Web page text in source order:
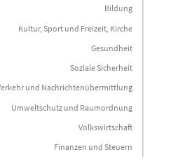
nach Funktionen 2019
Franken pro Einwohner/in.
Bildung
Kultur, Sport und Freizeit, Kirche
Gesundheit
Soziale Sicherheit
und Nachrichtenübermittlung
Umweltschutz und Raumordnung
Volkswirtschaft
Finanzen und Steuern